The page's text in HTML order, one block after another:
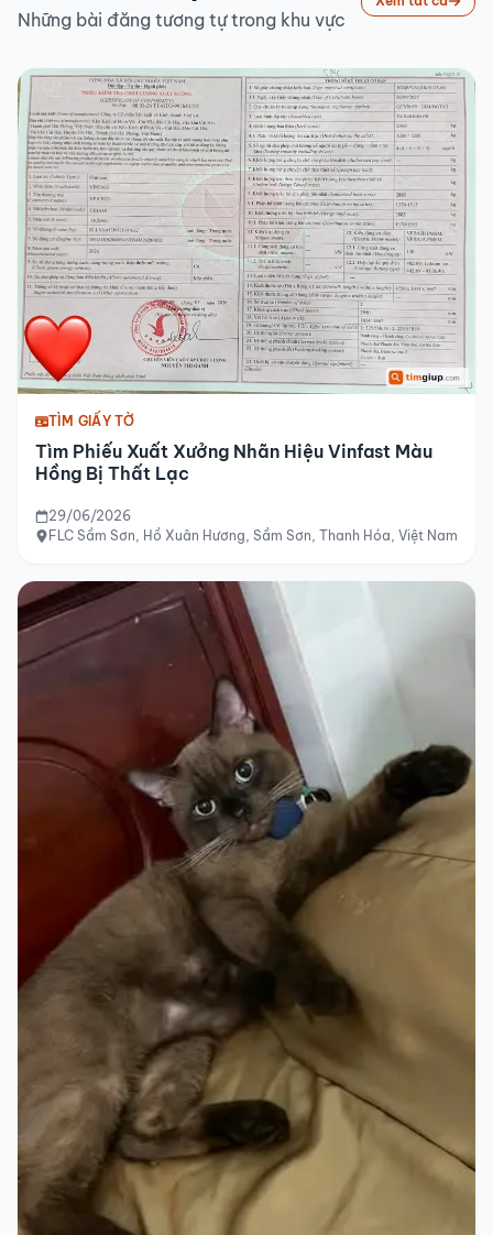
Những bài đăng tương tự trong khu vực
TÌM GIẤY TỜ
Tìm Phiếu Xuất Xưởng Nhãn Hiệu Vinfast Màu
Hồng Bị Thất Lạc
29/06/2026
FLC Sầm Sơn, Hồ Xuân Hương, Sầm Sơn, Thanh Hóa, Việt Nam